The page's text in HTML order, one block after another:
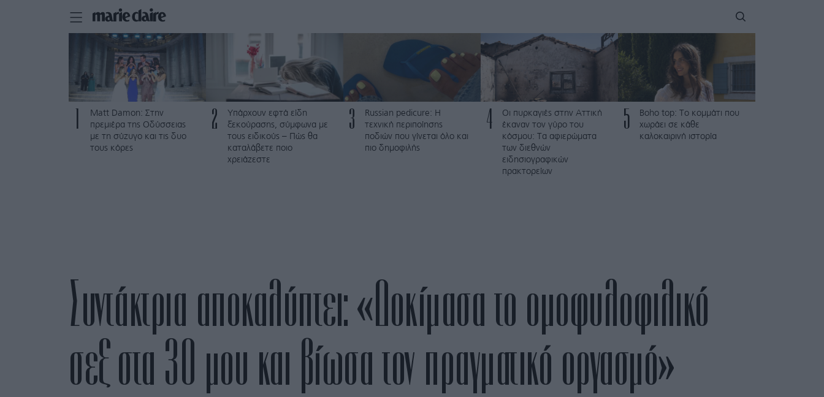
Matt Damon: Στην
πρεμιέρα της Οδύσσειας
με τη σύζυγο και τις δυο
τους κόρες
2
Υπάρχουν εφτά είδη
ξεκούρασης, σύμφωνα με
τους ειδικούς – Πώς θα
καταλάβετε ποιο
χρειάζεστε
3
Russian pedicure: Η
τεχνική περιποίησης
ποδιών που γίνεται όλο και
πιο δημοφιλής
4
Οι πυρκαγιές στην Αττική
έκαναν τον γύρο του
κόσμου: Τα αφιερώματα
των διεθνών
ειδησιογραφικών
πρακτορείων
5
Boho top: Το κομμάτι που
χωράει σε κάθε
καλοκαιρινή ιστορία
Συντάκτρια αποκαλύπτει: «Δοκίμασα το ομοφυλοφιλικό
σεξ στα 30 μου και βίωσα τον πραγματικό οργασμό»